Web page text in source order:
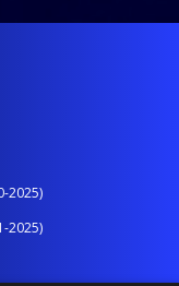
2025)
2025)